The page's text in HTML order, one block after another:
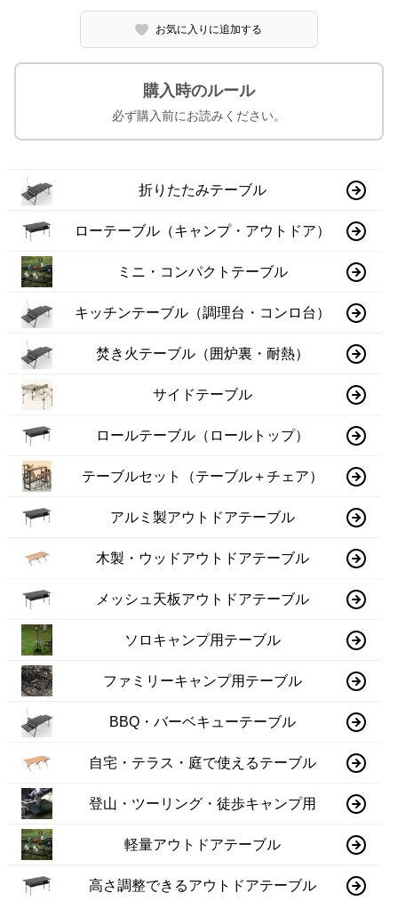
お気に入りに追加する
購入時のルール
必ず購入前にお読みください。
折りたたみテーブル
ローテーブル（キャンプ・アウトドア）
ミニ・コンパクトテーブル
キッチンテーブル（調理台・コンロ台）
焚き火テーブル（囲炉裏・耐熱）
サイドテーブル
ロールテーブル（ロールトップ）
テーブルセット（テーブル＋チェア）
アルミ製アウトドアテーブル
木製・ウッドアウトドアテーブル
メッシュ天板アウトドアテーブル
ソロキャンプ用テーブル
ファミリーキャンプ用テーブル
BBQ・バーベキューテーブル
自宅・テラス・庭で使えるテーブル
登山・ツーリング・徒歩キャンプ用
軽量アウトドアテーブル
高さ調整できるアウトドアテーブル